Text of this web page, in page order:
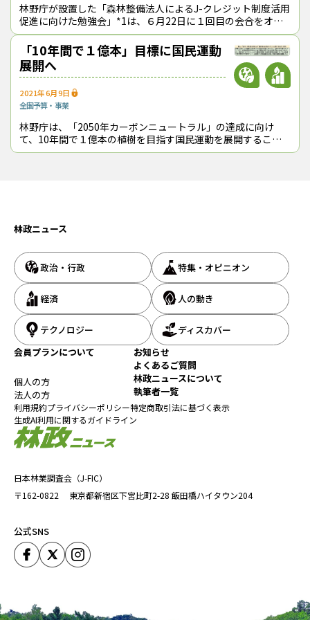
林野庁が設置した「森林整備法人によるJ-クレジット制度活用
促進に向けた勉強会」*1は、６月22日に１回目の会合をオン
ラインで開催した。 J-クレジット事務局の担当者が制度の概
要などを説明した上
「10年間で１億本」目標に国民運動
展開へ
2021年6月9日
全国予算・事業
林野庁は、「2050年カーボンニュートラル」の達成に向け
て、10年間で１億本の植樹を目指す国民運動を展開すること
にした。二酸化炭素（CO2）を吸収する森林の働きを植樹活動
日本林業調査会（J-FIC）
〒162-0822
東京都新宿区下宮比町2-28 飯田橋ハイタウン204
公式SNS
林政ニュース
政治・行政 特集・オピニオン
経済 人の動き
テクノロジー
ディスカバー
会員プランについて
個人の方
法人の方
お知らせ
よくあるご質問
林政ニュースについて
執筆者一覧
利用規約プライバシーポリシー特定商取引法に基づく表示
生成AI利用に関するガイドライン